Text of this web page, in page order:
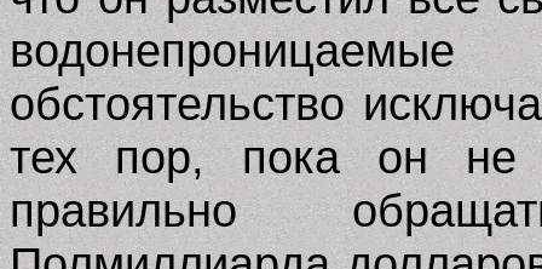
обстоятельство
тех пор, пока он
правильно